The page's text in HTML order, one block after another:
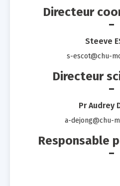
Directeur
Steeve
s-escot@chu-
Directeur
Pr Audrey
a-dejong@chu-
Responsable